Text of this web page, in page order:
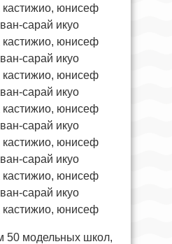
50 модельных школ,